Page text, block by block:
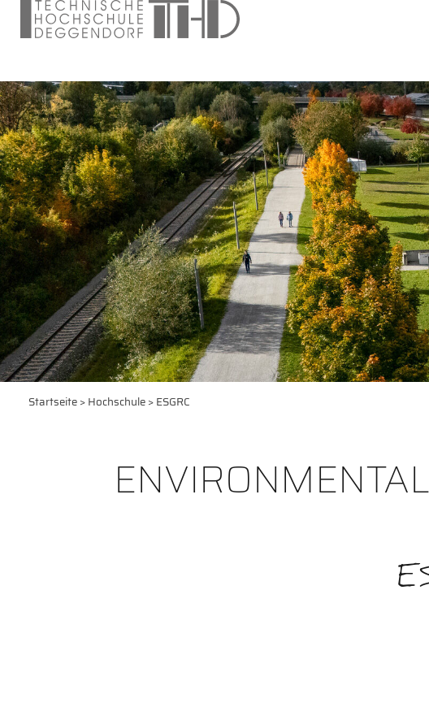
Startseite>Hochschule> ESGRC